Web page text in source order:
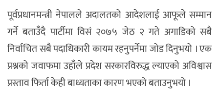
पूर्वप्रधानमन्त्री नेपालले अदालतको आदेशलाई आफूले सम्मान
गर्ने बताउँदै पार्टीमा विसं २०७५ जेठ २ गते अगाडिको सबै
निर्वाचित सबै पदाधिकारी कायम रहनुपर्नेमा जोड दिनुभयो । एक
प्रश्नको जवाफमा उहाँले प्रदेश सरकारविरुद्ध ल्याएको अविश्वास
प्रस्ताव फिर्ता केही बाध्यताका कारण भएको बताउनुभयो ।